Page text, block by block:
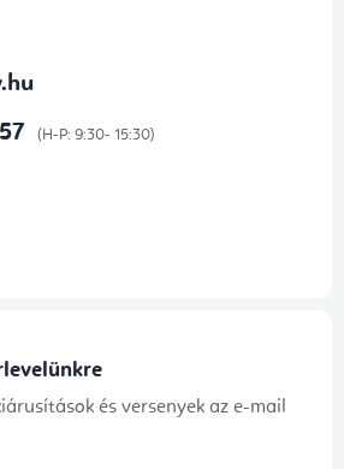
és versenyek az e-mail